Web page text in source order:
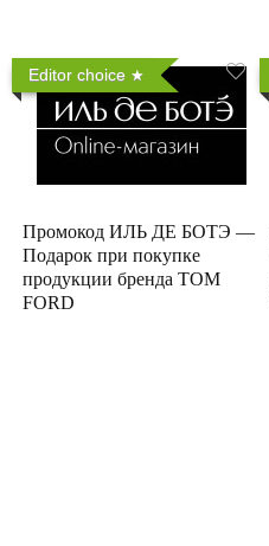
Editor choice
Промокод ИЛЬ ДЕ БОТЭ —
Подарок при покупке
продукции бренда TOM
FORD